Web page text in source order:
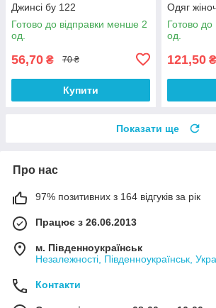
Джинсі бу 122
Готово до відправки менше 2
од.
56,70 ₴ 70 ₴
Купити
Одяг
Готово
од.
121,50 ₴
Показати ще
Про нас
97% позитивних з 164 відгуків за рік
Працює з 26.06.2013
м. Південноукраїнськ
Незалежності, Південноукраїнськ,
Контакти